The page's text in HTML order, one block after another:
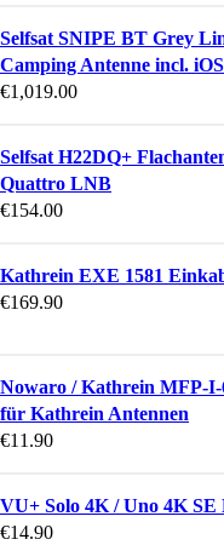
Selfsat SNIPE BT Grey
Camping Antenne incl.
€1,019.00
Selfsat H22DQ+
Quattro LNB
€154.00
Kathrein EXE 1581
€169.90
Nowaro / Kathrein MFP-I-
für Kathrein Antennen
€11.90
VU+ Solo 4K / Uno 4K
€14.90